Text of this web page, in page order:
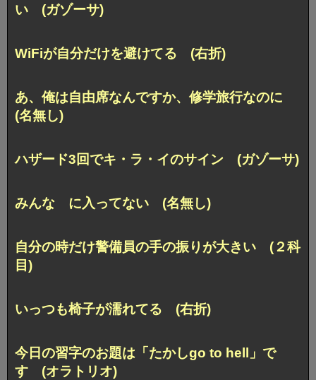
い (ガゾーサ)
WiFiが自分だけを避けてる (右折)
あ、俺は自由席なんですか、修学旅行なのに
(名無し)
ハザード3回でキ・ラ・イのサイン (ガゾーサ)
みんな に入ってない (名無し)
自分の時だけ警備員の手の振りが大きい (２科
目)
いっつも椅子が濡れてる (右折)
今日の習字のお題は「たかしgo to hell」で
す (オラトリオ)